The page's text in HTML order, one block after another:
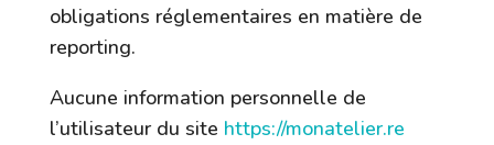
obligations réglementaires en matière de
reporting.
Aucune information personnelle de
l’utilisateur du site https://monatelier.re